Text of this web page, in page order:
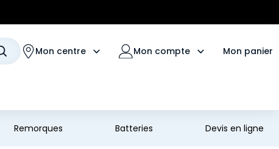
Mon centre Mon compte Mon panier
Remorques Batteries Devis en ligne